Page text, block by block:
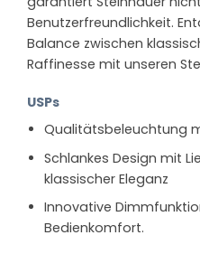
Benutzerfreundlichkeit.
Balance zwischen
Raffinesse mit unseren
USPs
Qualitätsbeleuchtung
Schlankes Design mit
klassischer Eleganz
Innovative
Bedienkomfort.